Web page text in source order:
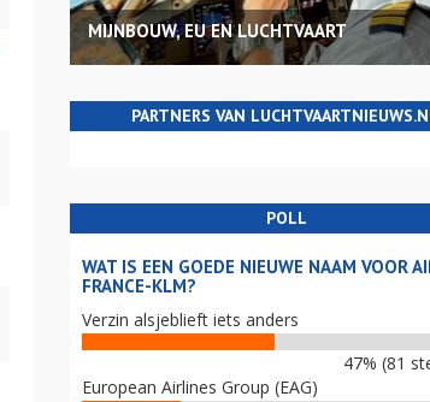
MIJNBOUW, EU EN LUCHTVAART
PARTNERS VAN
POLL
WAT IS EEN GOEDE NIEUWE NAAM VOOR
FRANCE-KLM?
Verzin alsjeblieft iets anders
47% (81
European Airlines Group (EAG)